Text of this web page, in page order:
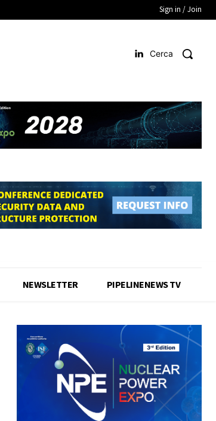
Sign in / Join
Cerca
NEWSLETTER PIPELINENEWS TV